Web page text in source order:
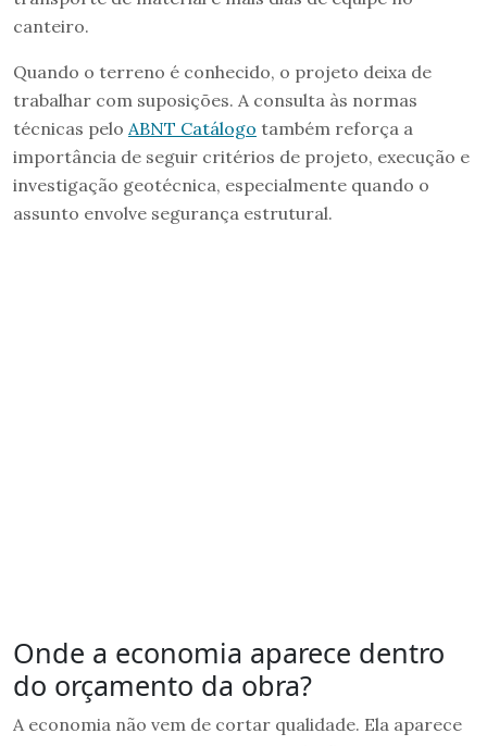
canteiro.
Quando o terreno é conhecido, o projeto deixa de
trabalhar com suposições. A consulta às normas
técnicas pelo ABNT Catálogo também reforça a
importância de seguir critérios de projeto, execução e
investigação geotécnica, especialmente quando o
assunto envolve segurança estrutural.
Onde a economia aparece dentro
do orçamento da obra?
A economia não vem de cortar qualidade. Ela aparece